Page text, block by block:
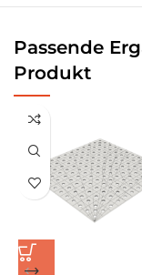
Passende
Produkt